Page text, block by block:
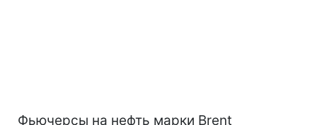
Фьючерсы на нефть марки Brent